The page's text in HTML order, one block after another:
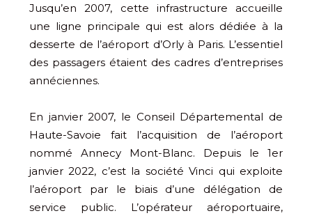
Jusqu’en 2007, cette infrastructure accueille
une ligne principale qui est alors dédiée à la
desserte de l’aéroport d’Orly à Paris. L’essentiel
des passagers étaient des cadres d’entreprises
annéciennes.
En janvier 2007, le Conseil Départemental de
Haute-Savoie fait l’acquisition de l’aéroport
nommé Annecy Mont-Blanc. Depuis le 1er
janvier 2022, c’est la société Vinci qui exploite
l’aéroport par le biais d’une délégation de
service public. L’opérateur aéroportuaire,